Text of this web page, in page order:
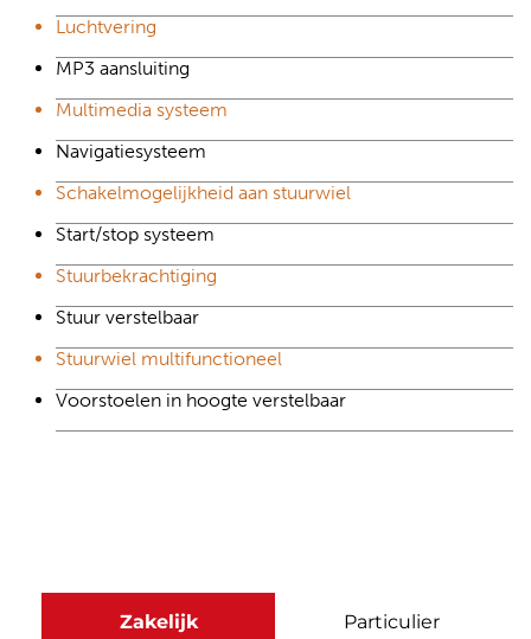
Luchtvering
MP3 aansluiting
Multimedia systeem
Navigatiesysteem
Schakelmogelijkheid aan stuurwiel
Start/stop systeem
Stuurbekrachtiging
Stuur verstelbaar
Stuurwiel multifunctioneel
Voorstoelen in hoogte verstelbaar